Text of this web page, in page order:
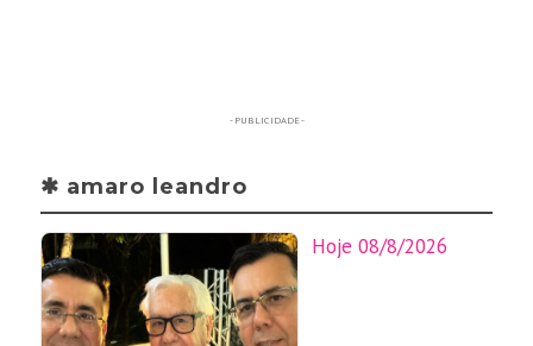
- PUBLICIDADE -
✱ amaro leandro
Hoje 08/8/2026